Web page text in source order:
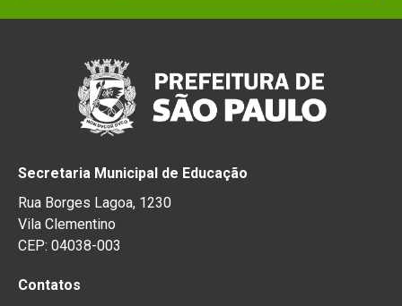
Secretaria Municipal de Educação
Rua Borges Lagoa, 1230
Vila Clementino
CEP: 04038-003
Contatos